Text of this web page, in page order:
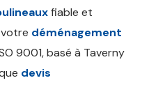
fiable et
déménagement
9001, basé à Taverny
devis